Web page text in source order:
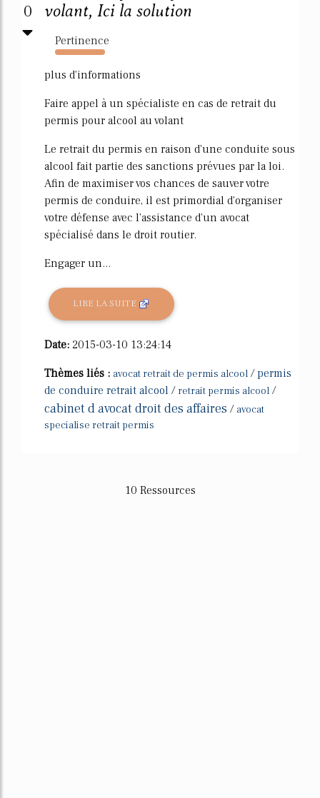
0
volant, Ici la solution
Pertinence
1034%
plus d'informations
Faire appel à un spécialiste en cas de retrait du
permis pour alcool au volant
Le retrait du permis en raison d'une conduite sous
alcool fait partie des sanctions prévues par la loi.
Afin de maximiser vos chances de sauver votre
permis de conduire, il est primordial d'organiser
votre défense avec l'assistance d'un avocat
spécialisé dans le droit routier.
Engager un...
LIRE LA SUITE
Date: 2015-03-10 13:24:14
Thèmes liés : avocat retrait de permis alcool /permis
de conduire retrait alcool / retrait permis alcool /
cabinet d avocat droit des affaires / avocat
specialise retrait permis
10 Ressources